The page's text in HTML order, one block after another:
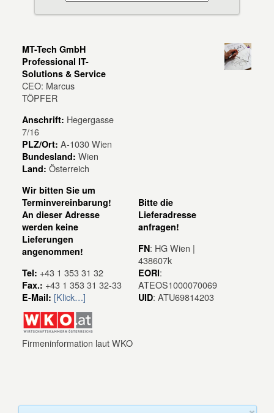
MT-Tech GmbH
Professional IT-
Solutions & Service
CEO: Marcus
TÖPFER
Anschrift: Hegergasse
7/16
PLZ/Ort: A-1030 Wien
Bundesland: Wien
Land: Österreich
Wir bitten Sie um
Terminvereinbarung!
An dieser Adresse
werden keine
Lieferungen
angenommen!
Tel: +43 1 353 31 32
Fax.: +43 1 353 31 32-33
E-Mail: [Klick…]
Bitte die
Lieferadresse
anfragen!
FN: HG Wien |
438607k
EORI:
ATEOS1000070069
UID: ATU69814203
Firmeninformation laut WKO